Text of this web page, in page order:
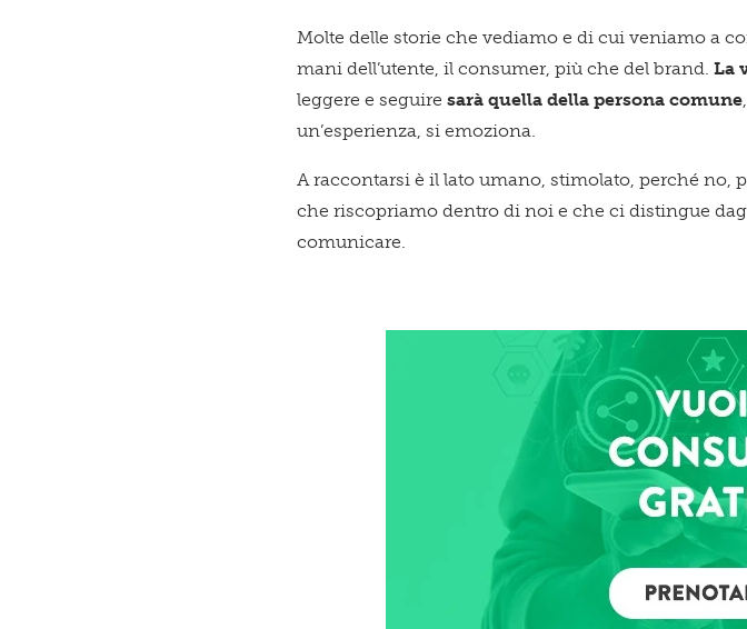
Molte delle storie che vediamo e di cui veniamo a
mani dell’utente, il consumer, più che del brand. La
leggere e seguiresarà quella della persona comune
un’esperienza, si emoziona.
A raccontarsi è il lato umano, stimolato, perché no,
che riscopriamo dentro di noi e che ci distingue
comunicare.